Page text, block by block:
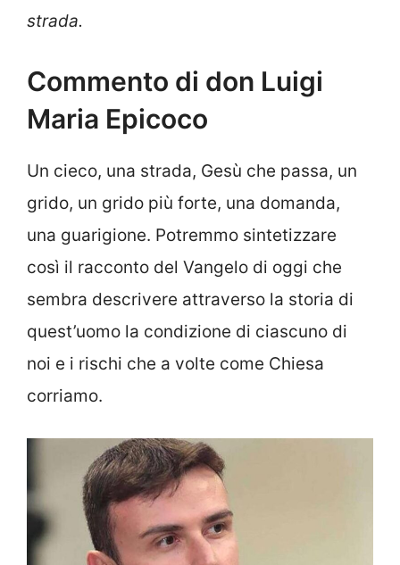
strada.
Commento di don Luigi
Maria Epicoco
Un cieco, una strada, Gesù che passa, un
grido, un grido più forte, una domanda,
una guarigione. Potremmo sintetizzare
così il racconto del Vangelo di oggi che
sembra descrivere attraverso la storia di
quest’uomo la condizione di ciascuno di
noi e i rischi che a volte come Chiesa
corriamo.